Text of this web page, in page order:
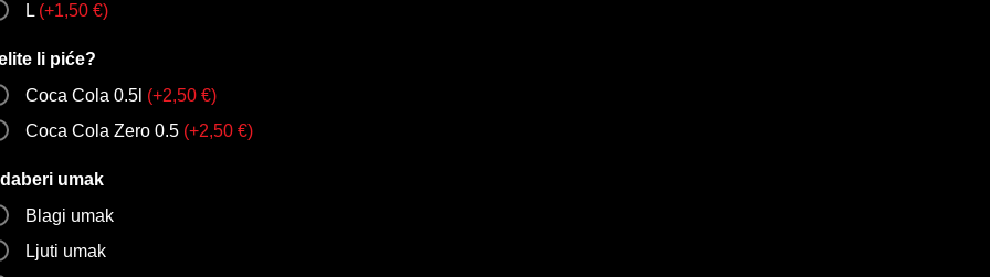
L (+1,50 €)
li piće?
Coca Cola 0.5l (+2,50 €)
Coca Cola Zero 0.5 (+2,50 €)
umak
Blagi umak
Ljuti umak